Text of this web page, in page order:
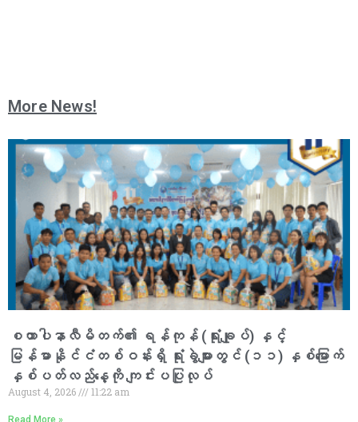
More News!
စထာပါနာလီမိတက်၏ ရန်ကုန် (ရုံးချုပ်) နှင့်
မြန်မာနိုင်ငံတစ်ဝန်းရှိ ရုံးခွဲများတွင် (၁၁) နှစ်မြောက်
နှစ်ပတ်လည်နေ့ကို ကျင်းပပြုလုပ်
August 4, 2026 11:22 am
Read More »